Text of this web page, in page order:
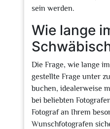
sein werden.
Wie lange
Die Frage, wie lange
gestellte Frage unter
buchen, idealerweise
bei beliebten
Fotograf an Ihrem
Wunschfotografen